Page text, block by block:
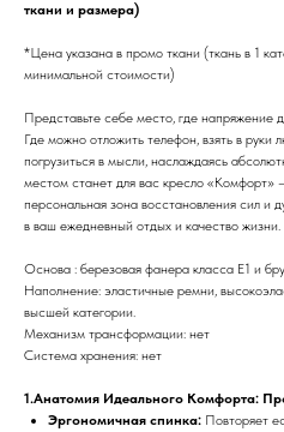
ткани и размера)
*Цена указана в промо ткани (ткань в 1
минимальной стоимости)
Представьте себе место, где напряжение
Где можно отложить телефон, взять в руки
погрузиться в мысли, наслаждаясь
местом станет для вас кресло
персональная зона восстановления сил и
в ваш ежедневный отдых и качество жизни.
Основа : березовая фанера класса Е1 и
Наполнение: эластичные ремни,
высшей категории.
Механизм трансформации: нет
Система хранения: нет
1.Анатомия Идеального Комфорта:
Эргономичная спинка: Повторяет